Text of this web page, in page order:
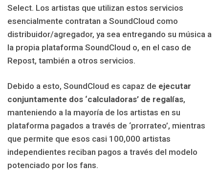
Select. Los artistas que utilizan estos servicios
esencialmente contratan a SoundCloud como
distribuidor/agregador, ya sea entregando su música a
la propia plataforma SoundCloud o, en el caso de
Repost, también a otros servicios.
Debido a esto, SoundCloud es capaz de ejecutar
conjuntamente dos ‘calculadoras’ de regalías,
manteniendo a la mayoría de los artistas en su
plataforma pagados a través de ‘prorrateo’, mientras
que permite que esos casi 100,000 artistas
independientes reciban pagos a través del modelo
potenciado por los fans.